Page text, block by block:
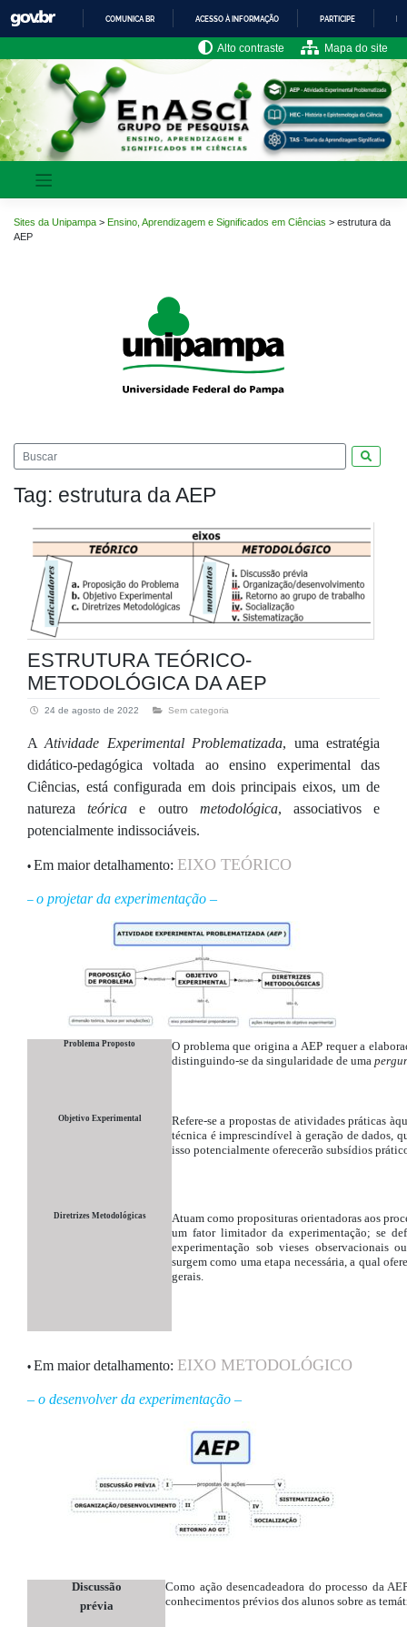
para
o
conteúdo
IR
PARA
O
COMUNICA BR ACESSO À INFORMAÇÃO PARTICIPE
Alto contraste Mapa do site
Sites da Unipampa > Ensino, Aprendizagem e Significados em Ciências > estrutura da
AEP
Tag: estrutura da AEP
ESTRUTURA TEÓRICO-
METODOLÓGICA DA AEP
24 de agosto de 2022 Sem categoria
AAtividade Experimental Problematizada, uma estratégia
didático-pedagógica voltada ao ensino experimental das
Ciências, está configurada em dois principais eixos, um de
naturezateórica e outro metodológica, associativos e
potencialmente indissociáveis.
• Em maior detalhamento: EIXO TEÓRICO
– o projetar da experimentação –
Problema Proposto O problema que origina a AEP requer a
distinguindo-se da singularidade de uma
Objetivo Experimental
Refere-se a propostas de atividades práticas
técnica é imprescindível à geração de dados,
isso potencialmente oferecerão subsídios
Diretrizes Metodológicas
Atuam como proposituras orientadoras aos
um fator limitador da experimentação; se
experimentação sob vieses observacionais
surgem como uma etapa necessária, a qual
gerais.
• Em maior detalhamento: EIXO METODOLÓGICO
– o desenvolver da experimentação –
Discussão
prévia
Como ação desencadeadora do processo da
conhecimentos prévios dos alunos sobre as